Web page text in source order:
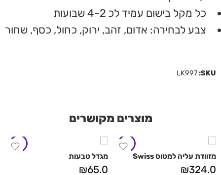
כל מקל בישום עמיד לכ 4-2 שבועות
צבע לבחירה: אדום, זהב, ירוק, כחול, כסף, שחור
SKU:
LK997
מוצרים מקושרים
מזוודת עליה למטוס Swiss
₪324.0
מגדל טבעות
₪65.0